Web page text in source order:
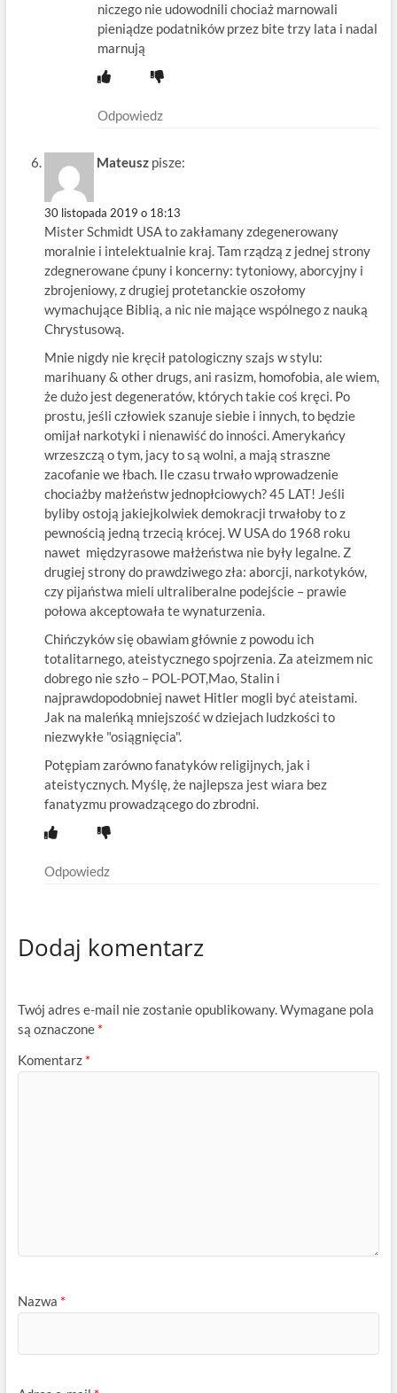
niczego nie udowodnili chociaż marnowali
pieniądze podatników przez bite trzy lata i nadal
marnują
Odpowiedz
Mateusz pisze:
30 listopada 2019 o 18:13
Mister Schmidt USA to zakłamany zdegenerowany
moralnie i intelektualnie kraj. Tam rządzą z jednej strony
zdegnerowane ćpuny i koncerny: tytoniowy, aborcyjny i
zbrojeniowy, z drugiej protetanckie oszołomy
wymachujące Biblią, a nic nie mające wspólnego z nauką
Chrystusową.
Mnie nigdy nie kręcił patologiczny szajs w stylu:
marihuany & other drugs, ani rasizm, homofobia, ale wiem,
że dużo jest degeneratów, których takie coś kręci. Po
prostu, jeśli człowiek szanuje siebie i innych, to będzie
omijał narkotyki i nienawiść do inności. Amerykańcy
wrzeszczą o tym, jacy to są wolni, a mają straszne
zacofanie we łbach. Ile czasu trwało wprowadzenie
chociażby małżeństw jednopłciowych? 45 LAT! Jeśli
byliby ostoją jakiejkolwiek demokracji trwałoby to z
pewnością jedną trzecią krócej. W USA do 1968 roku
nawet międzyrasowe małżeństwa nie były legalne. Z
drugiej strony do prawdziwego zła: aborcji, narkotyków,
czy pijaństwa mieli ultraliberalne podejście – prawie
połowa akceptowała te wynaturzenia.
Chińczyków się obawiam głównie z powodu ich
totalitarnego, ateistycznego spojrzenia. Za ateizmem nic
dobrego nie szło – POL-POT,Mao, Stalin i
najprawdopodobniej nawet Hitler mogli być ateistami.
Jak na maleńką mniejszość w dziejach ludzkości to
niezwykłe "osiągnięcia".
Potępiam zarówno fanatyków religijnych, jak i
ateistycznych. Myślę, że najlepsza jest wiara bez
fanatyzmu prowadzącego do zbrodni.
Odpowiedz
Dodaj komentarz
Twój adres e-mail nie zostanie opublikowany.Wymagane pola
są oznaczone *
Komentarz *
Nazwa *